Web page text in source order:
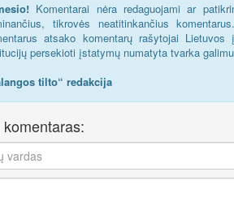
Komentarai nėra redaguojami ar
tikrovės neatitinkančius
atsako komentarų rašytojai
persekioti įstatymų numatyta tvarka
tilto“ redakcija